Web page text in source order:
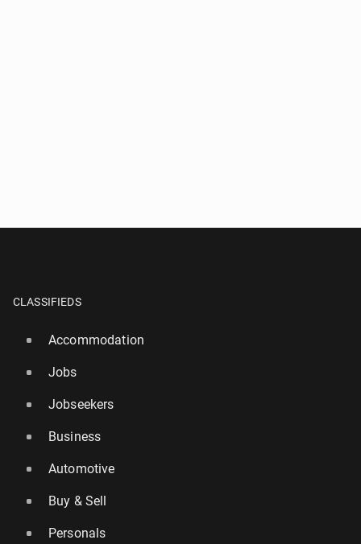
CLASSIFIEDS
Accommodation
Jobs
Jobseekers
Business
Automotive
Buy & Sell
Personals